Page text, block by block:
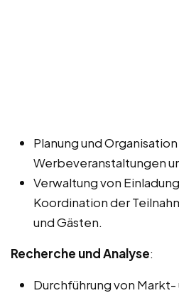
Planung und
Werbeveranstaltungen
Verwaltung von
Koordination der
und Gästen.
Recherche und Analyse:
Durchführung von Markt-